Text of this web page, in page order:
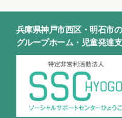
兵庫県神戸市西区・明石市の
グループホーム・児童発達